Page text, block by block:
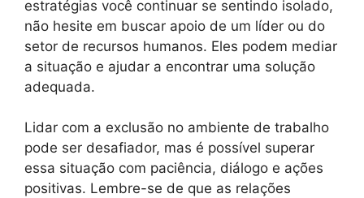
estratégias você continuar se sentindo isolado,
não hesite em buscar apoio de um líder ou do
setor de recursos humanos. Eles podem mediar
a situação e ajudar a encontrar uma solução
adequada.
Lidar com a exclusão no ambiente de trabalho
pode ser desafiador, mas é possível superar
essa situação com paciência, diálogo e ações
positivas. Lembre-se de que as relações